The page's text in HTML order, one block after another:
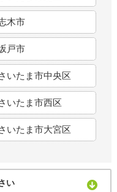
木市
戸市
いたま市中央区
いたま市西区
いたま市大宮区
い